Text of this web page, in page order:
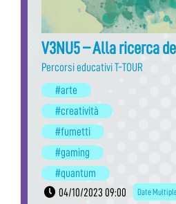
V3NU5 – Alla ricerca
Percorsi educativi T-TOUR
#arte
#creatività
#fumetti
#gaming
#quantum
04/10/2023 09:00
Date